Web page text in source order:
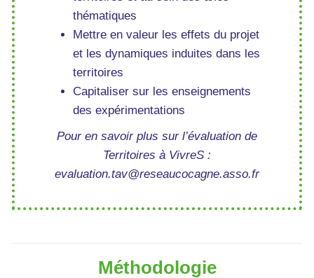
thématiques
Mettre en valeur les effets du projet
et les dynamiques induites dans les
territoires
Capitaliser sur les enseignements
des expérimentations
Pour en savoir plus sur l’évaluation de
Territoires à VivreS :
evaluation.tav@reseaucocagne.asso.fr
Méthodologie